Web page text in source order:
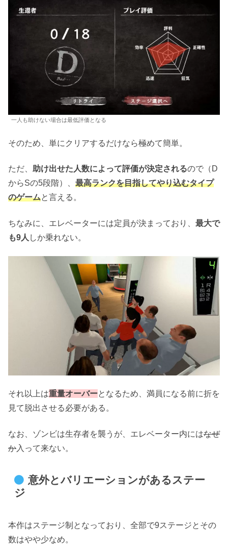
一人も助けない場合は最低評価となる
そのため、単にクリアするだけなら極めて簡単。
ただ、 助け出せた人数によって評価が決定されるので（D
からSの5段階）、 最高ランクを目指してやり込むタイプ
のゲームと言える。
ちなみに、エレベーターには定員が決まっており、 最大で
も9人 しか乗れない。
それ以上は重量オーバーとなるため、満員になる前に折を
見て脱出させる必要がある。
なお、ゾンビは生存者を襲うが、エレベーター内にはなぜ
か入って来ない。
意外とバリエーションがあるステー
ジ
本作はステージ制となっており、全部で9ステージとその
数はやや少なめ。